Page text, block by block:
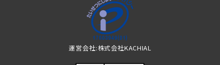
運営会社:株式会社KACHIAL